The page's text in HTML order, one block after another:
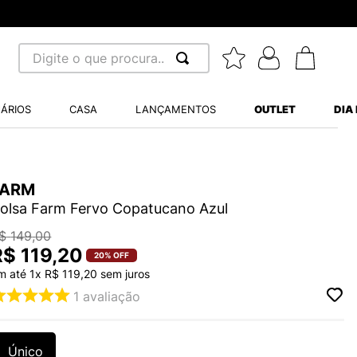
Digite o que procura...
CASA LANÇAMENTOS OUTLET DIA
Farm Fervo Copatucano Azul
149,00
119,20 20% OFF
até1x R$ 119,20 sem juros
1 avaliação
Único
BALANCE 530